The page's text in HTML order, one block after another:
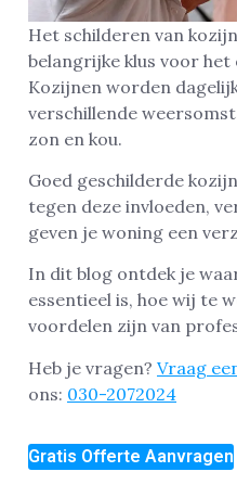
Het schilderen van
belangrijke klus voor
Kozijnen worden
verschillende
zon en kou.
Goed geschilderde
tegen deze invloeden,
geven je woning een
In dit blog ontdek je
essentieel is, hoe wij te
voordelen zijn van
Heb je vragen? Vraag
ons: 030-2072024
Gratis Offerte Aanvragen